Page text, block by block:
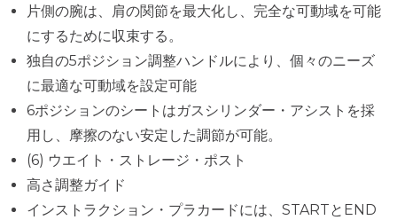
片側の腕は、肩の関節を最大化し、完全な可動域を可能
にするために収束する。
独自の5ポジション調整ハンドルにより、個々のニーズ
に最適な可動域を設定可能
6ポジションのシートはガスシリンダー・アシストを採
用し、摩擦のない安定した調節が可能。
(6) ウエイト・ストレージ・ポスト
高さ調整ガイド
インストラクション・プラカードには、STARTとEND